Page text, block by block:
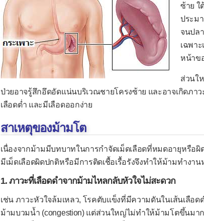
ซ้าย ใ
ประม
จนปล
เฉพา
หน้าข
ส่วนใ
ป่วยอาจรู้สึกอึดอัดแน่นบริเวณชายโครงซ้าย และอาจเกิดภา
เลือดต่ำ และมีเลือดออกง่าย
สาเหตุของม้ามโต
เนื่องจากม้ามมีบทบาทในการกำจัดเม็ดเลือดที่หมดอายุหรือ
มีเม็ดเลือดผิดปกติหรือมีการติดเชื้อเรื้อรังจึงทำให้ม้ามทำง
1. ภาวะที่เลือดดำจากม้ามไหลกลับหัวใจไม่สะดวก
เช่น ภาวะหัวใจล้มเหลว, โรคตับแข็งที่มีความดันในเส้นเลือด
ม้ามบวมน้ำ (congestion) แต่ส่วนใหญ่ไม่ทำให้ม้ามโตขึ้นม